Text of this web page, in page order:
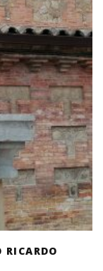
RICARDO